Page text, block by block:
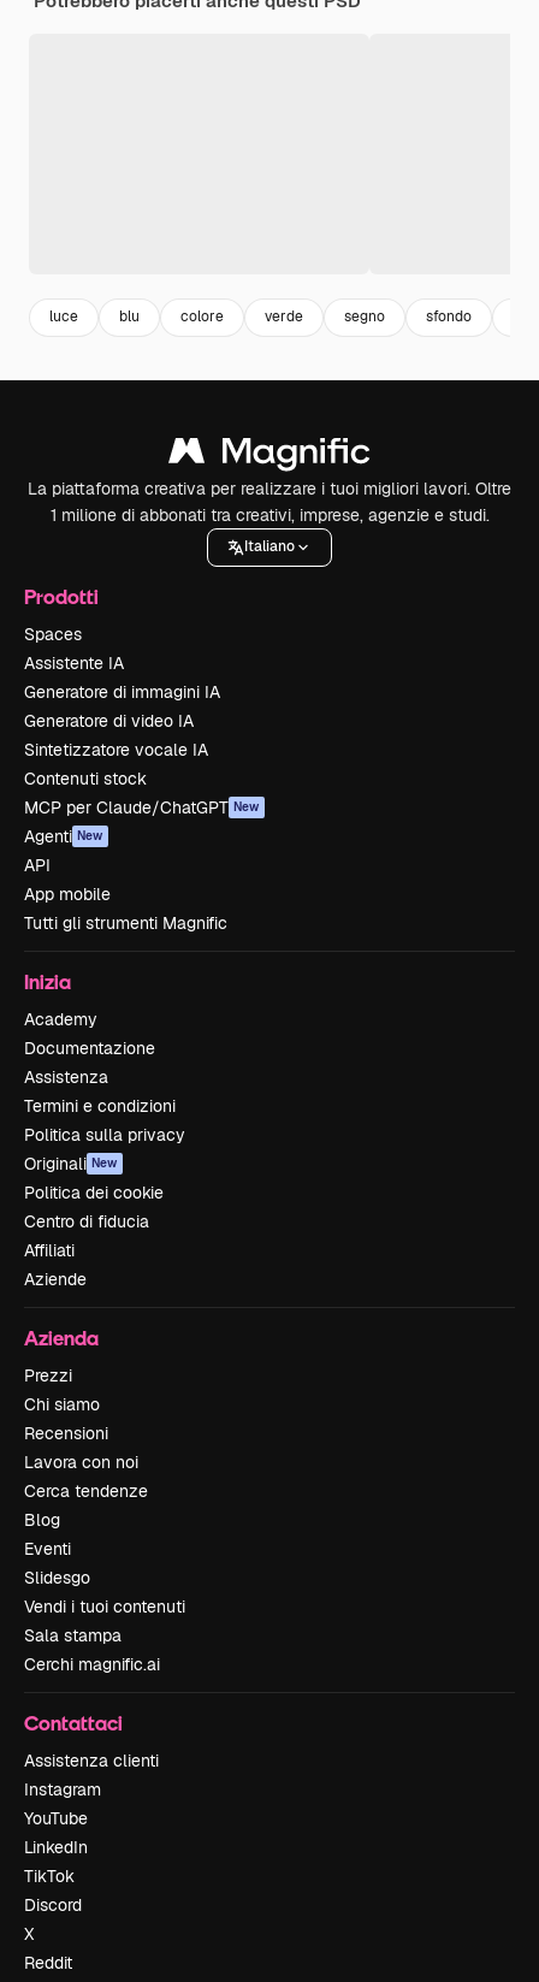
luce blu colore verde segno sfondo
La piattaforma creativa per realizzare i tuoi migliori lavori. Oltre
1 milione di abbonati tra creativi, imprese, agenzie e studi.
Italiano
Prodotti
Spaces
Assistente IA
Generatore di immagini IA
Generatore di video IA
Sintetizzatore vocale IA
Contenuti stock
MCP per Claude/ChatGPT New
Agenti New
API
App mobile
Tutti gli strumenti Magnific
Inizia
Academy
Documentazione
Assistenza
Termini e condizioni
Politica sulla privacy
Originali New
Politica dei cookie
Centro di fiducia
Affiliati
Aziende
Azienda
Prezzi
Chi siamo
Recensioni
Lavora con noi
Cerca tendenze
Blog
Eventi
Slidesgo
Vendi i tuoi contenuti
Sala stampa
Cerchi magnific.ai
Contattaci
Assistenza clienti
Instagram
YouTube
LinkedIn
TikTok
Discord
X
Reddit